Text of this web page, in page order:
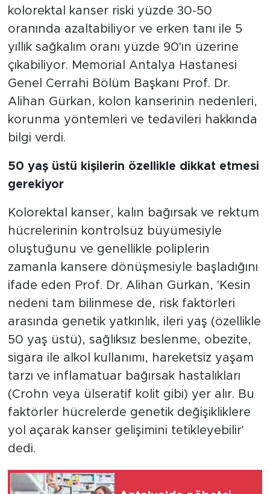
kolorektal kanser riski yüzde 30-50
oranında azaltabiliyor ve erken tanı ile 5
yıllık sağkalım oranı yüzde 90'ın üzerine
çıkabiliyor. Memorial Antalya Hastanesi
Genel Cerrahi Bölüm Başkanı Prof. Dr.
Alihan Gürkan, kolon kanserinin nedenleri,
korunma yöntemleri ve tedavileri hakkında
bilgi verdi.
50 yaş üstü kişilerin özellikle dikkat etmesi
gerekiyor
Kolorektal kanser, kalın bağırsak ve rektum
hücrelerinin kontrolsüz büyümesiyle
oluştuğunu ve genellikle poliplerin
zamanla kansere dönüşmesiyle başladığını
ifade eden Prof. Dr. Alihan Gürkan, 'Kesin
nedeni tam bilinmese de, risk faktörleri
arasında genetik yatkınlık, ileri yaş (özellikle
50 yaş üstü), sağlıksız beslenme, obezite,
sigara ile alkol kullanımı, hareketsiz yaşam
tarzı ve inflamatuar bağırsak hastalıkları
(Crohn veya ülseratif kolit gibi) yer alır. Bu
faktörler hücrelerde genetik değişikliklere
yol açarak kanser gelişimini tetikleyebilir'
dedi.